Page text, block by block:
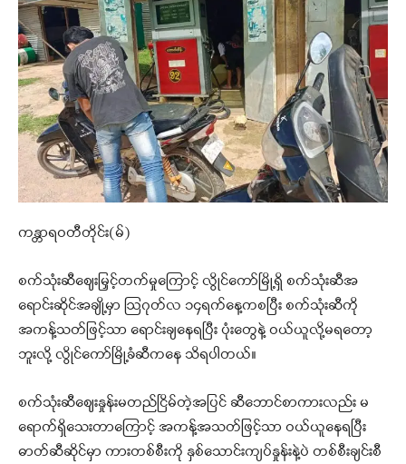
ကန္တာရဝတီတိုင်း(မ်)
စက်သုံးဆီဈေးမြှင့်တက်မှုကြောင့် လွိုင်ကော်မြို့ရှိ စက်သုံးဆီအ
ရောင်းဆိုင်အချို့မှာ ဩဂုတ်လ ၁၄ရက်နေ့ကစပြီး စက်သုံးဆီကို
အကန့်သတ်ဖြင့်သာ ရောင်းချနေရပြီး ပုံးတွေနဲ့ ဝယ်ယူလို့မရတော့
ဘူးလို့ လွိုင်ကော်မြို့ခံဆီကနေ သိရပါတယ်။
စက်သုံးဆီဈေးနှုန်းမတည်ငြိမ်တဲ့အပြင် ဆီဘောင်စာကားလည်း မ
ရောက်ရှိသေးတာကြောင့် အကန့်အသတ်ဖြင့်သာ ဝယ်ယူနေရပြီး
ဓာတ်ဆီဆိုင်မှာ ကားတစ်စီးကို နှစ်သောင်းကျပ်နှုန်းနဲ့ပဲ တစ်စီးချင်းစီ